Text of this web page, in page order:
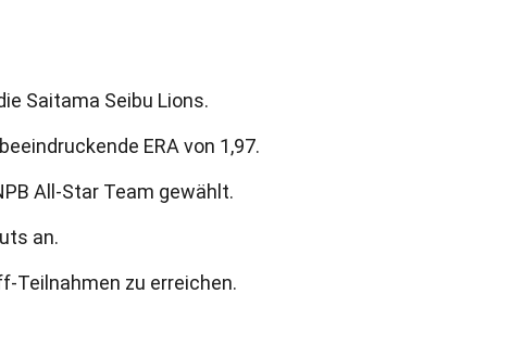
Saitama Seibu Lions.
ERA von 1,97.
All-Star Team gewählt.
an.
Teilnahmen zu erreichen.